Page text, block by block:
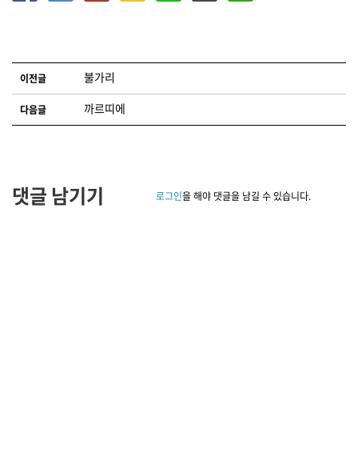
글 네비게이션
이전글 불가리
다음글 까르띠에
댓글 남기기 로그인을 해야 댓글을 남길 수 있습니다.